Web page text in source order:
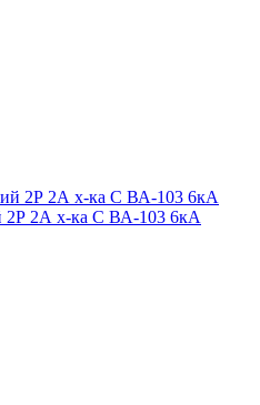
2Р 2А х-ка C ВА-103 6кА